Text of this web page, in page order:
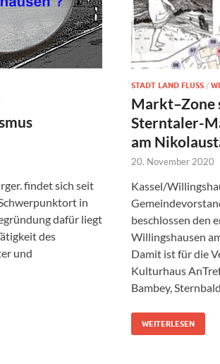
findet sich seit
in
dafür liegt
des
und
STADT LAND FLUSS /
Sterntaler-
am
20. November 2020
Kassel/
beschlossen den
Willingshausen
Damit ist für die
Kulturhaus
Bambey, Sternbald
WEITERLESEN